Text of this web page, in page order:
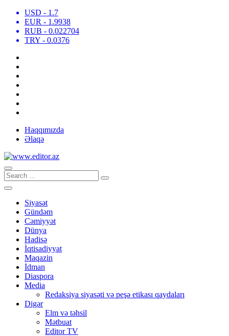
USD - 1.7
EUR - 1.9938
RUB - 0.022704
TRY - 0.0376
Haqqımızda
Əlaqə
Siyasət
Gündəm
Cəmiyyət
Dünya
Hadisə
İqtisadiyyat
Maqazin
İdman
Diaspora
Media
Redaksiya siyasəti və peşə etikası qaydaları
Digər
Elm və təhsil
Mətbuat
Editor TV